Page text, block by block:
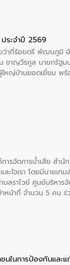
ระจำปี 2569
ว่าที่ร้อยตรี พัฒนภูมิ
ญวีรกูล นายกรัฐมน
หญ่บ้านยอดเยี่ยม พร้
จัดการน้ำเสีย สำ
ะใจเรา โดยมีนายเ
บลราไวย์ ศูนย์บริห
หน้าที่ จำนวน 5 คน
จังหวัดภูเก็ต
นในการป้องกันและ